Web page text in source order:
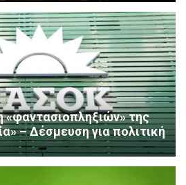
της
– Δέσμευση για πολιτική